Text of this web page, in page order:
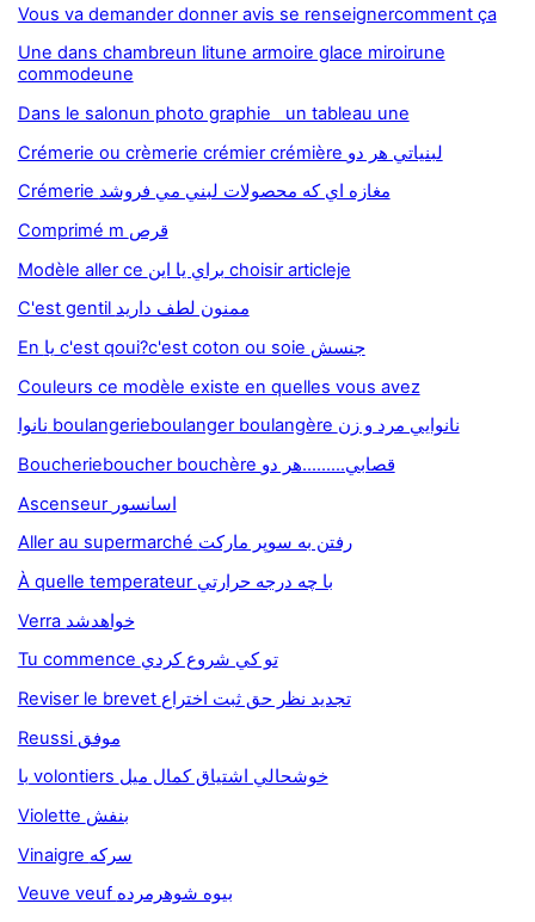
Vous va demander donner avis se renseignercomment ça
Une dans chambreun litune armoire glace miroirune
commodeune
Dans le salonun photo graphie un tableau une
Crémerie ou crèmerie crémier crémière لبنياتي هر دو
Crémerie مغازه اي که محصولات لبني مي فروشد
Comprimé m قرص
Modèle aller ce براي يا اين choisir articleje
C'est gentil ممنون لطف داريد
En يا c'est qoui?c'est coton ou soie جنسش
Couleurs ce modèle existe en quelles vous avez
نانوا boulangerieboulanger boulangère نانوايي مرد و زن
Boucherieboucher bouchère قصابي.........هر دو
Ascenseur اسانسور
Aller au supermarché رفتن به سوپر مارکت
À quelle temperateur با چه درجه حرارتي
Verra خواهدشد
Tu commence تو کي شروع کردي
Reviser le brevet تجديد نظر حق ثبت اختراع
Reussi موفق
با volontiers خوشحالي اشتياق کمال ميل
Violette بنفش
Vinaigre سرکه
Veuve veuf بيوه شوهرمرده